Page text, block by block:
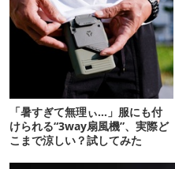
「暑すぎて無理ぃ…」服にも付
けられる“3way扇風機”、実際ど
こまで涼しい？試してみた